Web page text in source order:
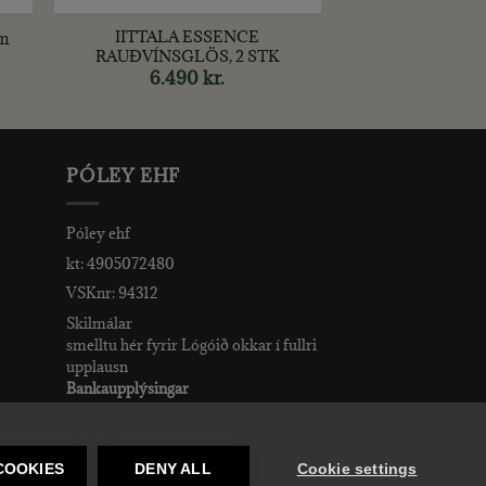
IITTALA ESSENCE
RAUÐVÍNSGLÖS, 2 STK
6.490kr.
PÓLEY EHF
Póley ehf
kt: 4905072480
VSKnr: 94312
Skilmálar
smelltu hér fyrir Lógóið okkar í fullri
upplausn
Bankaupplýsingar
DENY ALL Cookie settings